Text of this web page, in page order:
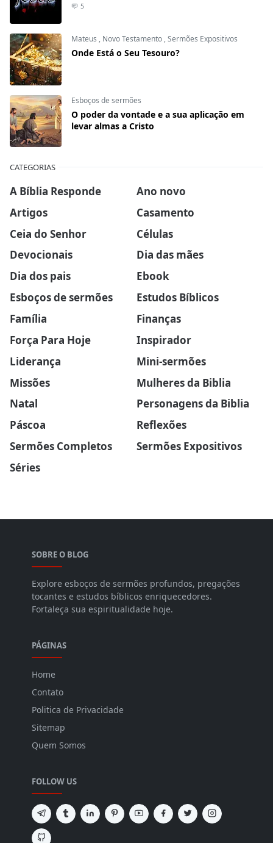
5
Mateus , Novo Testamento ,Sermões Expositivos
Onde Está o Seu Tesouro?
Esboços de sermões
O poder da vontade e a sua aplicação em
levar almas a Cristo
CATEGORIAS
A Bíblia Responde
Ano novo
Artigos
Casamento
Ceia do Senhor
Células
Devocionais
Dia das mães
Dia dos pais
Ebook
Esboços de sermões
Estudos Bíblicos
Família
Finanças
Força Para Hoje
Inspirador
Liderança
Mini-sermões
Missões
Mulheres da Biblia
Natal
Personagens da Biblia
Páscoa
Reflexões
Sermões Completos
Sermões Expositivos
Séries
SOBRE O BLOG
Explore esboços de sermões profundos, pregações
tocantes e estudos bíblicos enriquecedores.
Fortaleça sua espiritualidade hoje.
PÁGINAS
Home
Contato
Politica de Privacidade
Sitemap
Quem Somos
FOLLOW US